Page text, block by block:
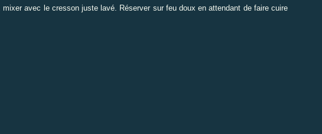
avec le cresson juste lavé. Réserver sur feu doux en attendant de faire cuire